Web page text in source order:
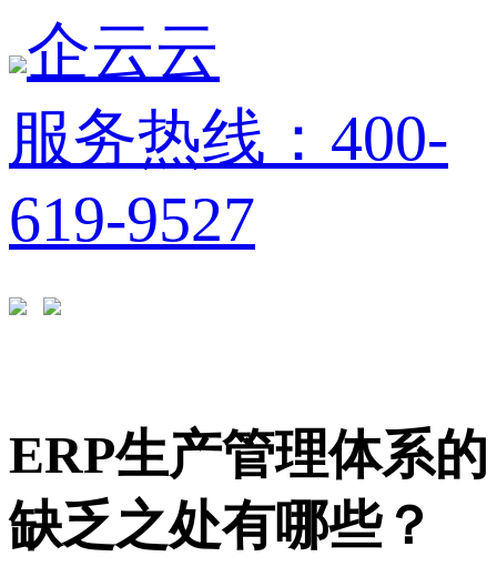
企云云
服务热线：400-
619-9527
ERP生产管理体系的
缺乏之处有哪些？